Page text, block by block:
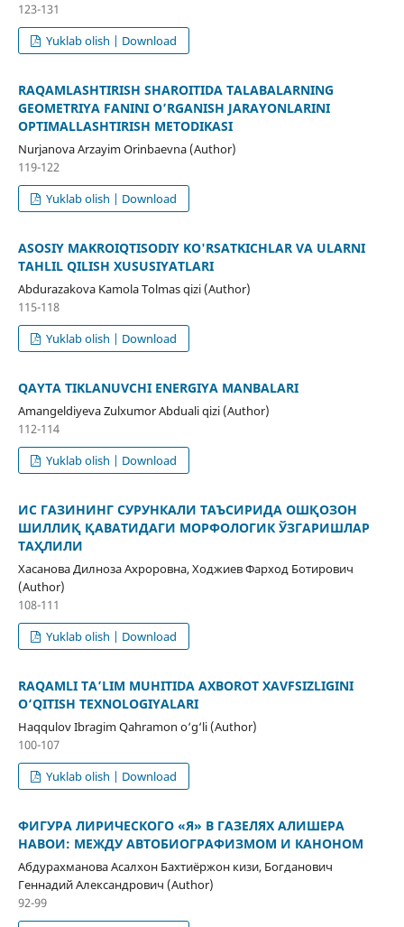
123-131
Yuklab olish | Download
RAQAMLASHTIRISH SHAROITIDA TALABALARNING
GEOMETRIYA FANINI O’RGANISH JARAYONLARINI
OPTIMALLASHTIRISH METODIKASI
Nurjanova Arzayim Orinbaevna (Author)
119-122
Yuklab olish | Download
ASOSIY MAKROIQTISODIY KO'RSATKICHLAR VA ULARNI
TAHLIL QILISH XUSUSIYATLARI
Abdurazakova Kamola Tolmas qizi (Author)
115-118
Yuklab olish | Download
QAYTA TIKLANUVCHI ENERGIYA MANBALARI
Amangeldiyeva Zulxumor Abduali qizi (Author)
112-114
Yuklab olish | Download
ИС ГАЗИНИНГ СУРУНКАЛИ ТАЪСИРИДА ОШҚОЗОН
ШИЛЛИҚ ҚАВАТИДАГИ МОРФОЛОГИК ЎЗГАРИШЛАР
ТАҲЛИЛИ
Хасанова Дилноза Ахроровна, Ходжиев Фарход Ботирович
(Author)
108-111
Yuklab olish | Download
RAQAMLI TA’LIM MUHITIDA AXBOROT XAVFSIZLIGINI
O‘QITISH TEXNOLOGIYALARI
Haqqulov Ibragim Qahramon o‘g‘li (Author)
100-107
Yuklab olish | Download
ФИГУРА ЛИРИЧЕСКОГО «Я» В ГАЗЕЛЯХ АЛИШЕРА
НАВОИ: МЕЖДУ АВТОБИОГРАФИЗМОМ И КАНОНОМ
Абдурахманова Асалхон Бахтиёржон кизи, Богданович
Геннадий Александрович (Author)
92-99